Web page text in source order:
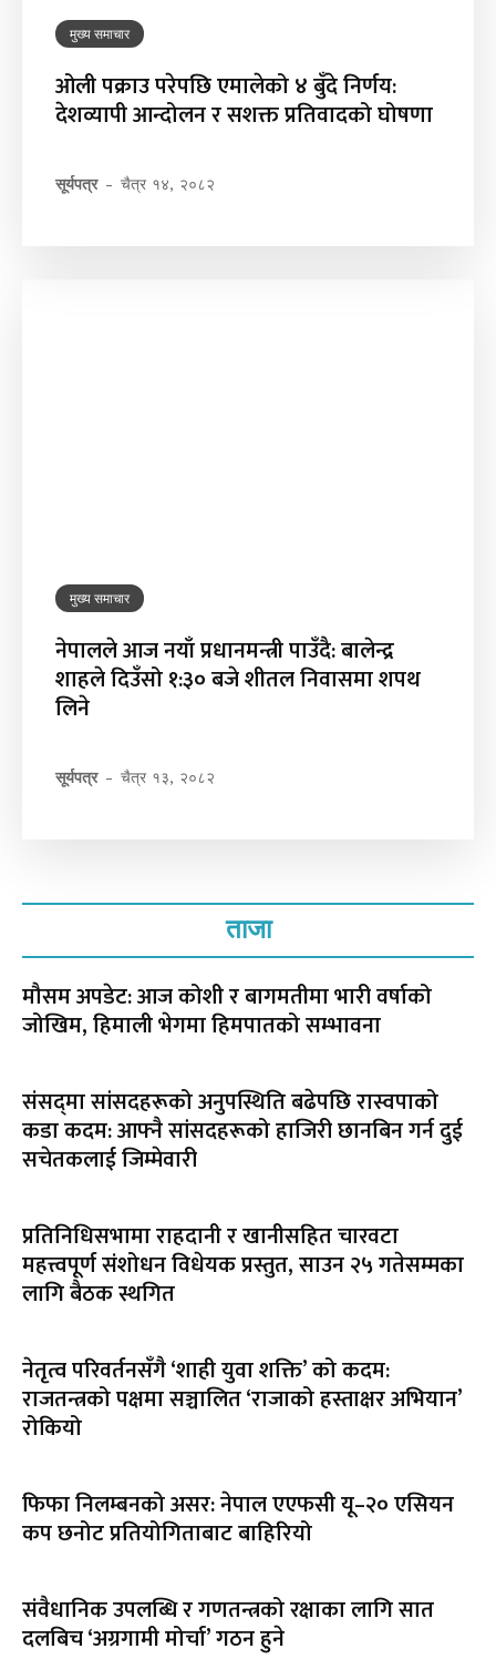
मुख्य समाचार
ओली पक्राउ परेपछि एमालेको ४ बुँदे निर्णय:
देशव्यापी आन्दोलन र सशक्त प्रतिवादको घोषणा
सूर्यपत्र - चैत्र १४, २०८२
मुख्य समाचार
नेपालले आज नयाँ प्रधानमन्त्री पाउँदै: बालेन्द्र
शाहले दिउँसो १:३० बजे शीतल निवासमा शपथ
लिने
सूर्यपत्र - चैत्र १३, २०८२
ताजा
मौसम अपडेट: आज कोशी र बागमतीमा भारी वर्षाको
जोखिम, हिमाली भेगमा हिमपातको सम्भावना
संसद्‌मा सांसदहरूको अनुपस्थिति बढेपछि रास्वपाको
कडा कदम: आफ्नै सांसदहरूको हाजिरी छानबिन गर्न दुई
सचेतकलाई जिम्मेवारी
प्रतिनिधिसभामा राहदानी र खानीसहित चारवटा
महत्त्वपूर्ण संशोधन विधेयक प्रस्तुत, साउन २५ गतेसम्मका
लागि बैठक स्थगित
नेतृत्व परिवर्तनसँगै ‘शाही युवा शक्ति’ को कदम:
राजतन्त्रको पक्षमा सञ्चालित ‘राजाको हस्ताक्षर अभियान’
रोकियो
फिफा निलम्बनको असर: नेपाल एएफसी यू–२० एसियन
कप छनोट प्रतियोगिताबाट बाहिरियो
संवैधानिक उपलब्धि र गणतन्त्रको रक्षाका लागि सात
दलबिच ‘अग्रगामी मोर्चा’ गठन हुने